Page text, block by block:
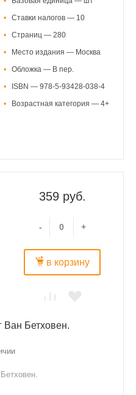
•
Ставки налогов — 10
•
Страниц — 280
•
Место издания — Москва
•
Обложка — В пер.
•
ISBN — 978-5-93428-038-4
•
Возрастная категория — 4+
359 руб.
- +
в корзину
Бетховен.